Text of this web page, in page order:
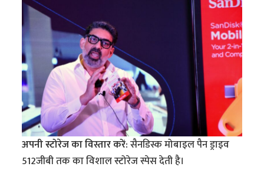
अपनी स्टोरेज का विस्तार करें:सैनडिस्क मोबाइल पैन ड्राइव
512जीबी तक का विशाल स्टोरेज स्पेस देती है।